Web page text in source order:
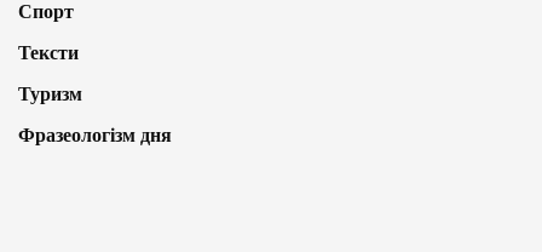
Спорт
Тексти
Туризм
Фразеологізм дня